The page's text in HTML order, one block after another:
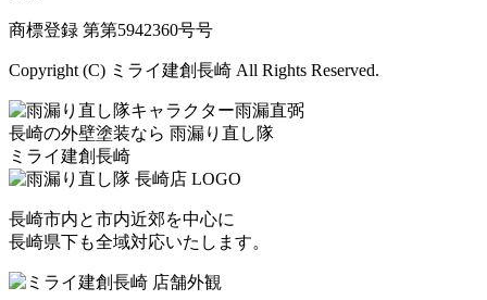
商標登録 第第5942360号号
Copyright (C) ミライ建創長崎 All Rights Reserved.
長崎の外壁塗装なら 雨漏り直し隊
ミライ建創長崎
長崎市内と市内近郊を中心に
長崎県下も全域対応いたします。